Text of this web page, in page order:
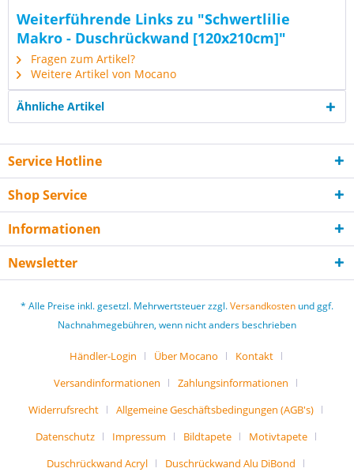
Weiterführende Links zu "Schwertlilie
Makro - Duschrückwand [120x210cm]"
Fragen zum Artikel?
Weitere Artikel von Mocano
Ähnliche Artikel
Service Hotline
Shop Service
Informationen
Newsletter
* Alle Preise inkl. gesetzl. Mehrwertsteuer zzgl.Versandkosten und ggf.
Nachnahmegebühren, wenn nicht anders beschrieben
Händler-Login Über Mocano
Kontakt
Versandinformationen
Zahlungsinformationen
Widerrufsrecht
Allgemeine Geschäftsbedingungen (AGB's)
Datenschutz
Impressum Bildtapete
Motivtapete
Duschrückwand Acryl
Duschrückwand Alu DiBond